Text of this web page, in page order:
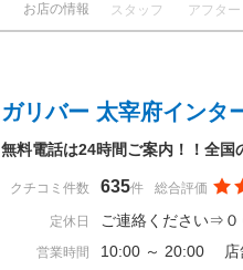
お店の情報 スタッフ アフター
ガリバー 太宰府イン
無料電話は24時間ご案内！！全国
クチコミ件数 635件 総合評価
定休日 ご連絡ください⇒０
営業時間 10:00 ～ 20:00